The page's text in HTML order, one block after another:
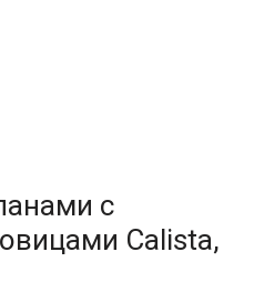
с
Calista,